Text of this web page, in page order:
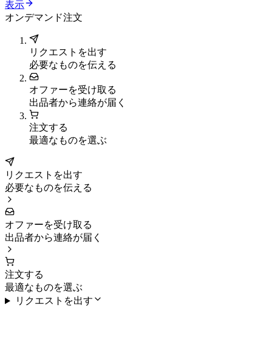
表示
オンデマンド注文
リクエストを出す
必要なものを伝える
オファーを受け取る
出品者から連絡が届く
注文する
最適なものを選ぶ
リクエストを出す
必要なものを伝える
オファーを受け取る
出品者から連絡が届く
注文する
最適なものを選ぶ
リクエストを出す